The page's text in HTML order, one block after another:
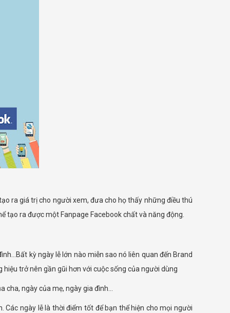
ra giá trị cho người xem, đưa cho họ thấy những điều thú
tạo ra được một Fanpage Facebook chất và năng động.
kỳ ngày lễ lớn nào miễn sao nó liên quan đến Brand
trở nên gần gũi hơn với cuộc sống của người dùng
cha, ngày của mẹ, ngày gia đình…
ngày lễ là thời điểm tốt để bạn thể hiện cho mọi người